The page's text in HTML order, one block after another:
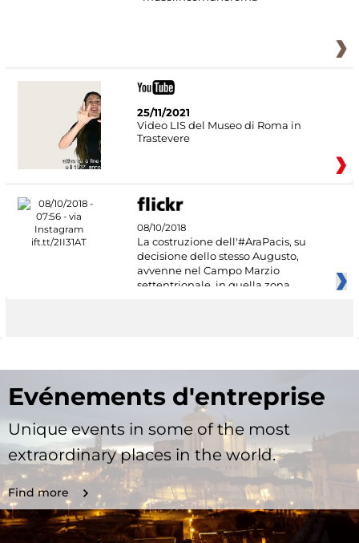
25/11/2021
Video LIS del Museo di Roma in
Trastevere
08/10/2018
La costruzione dell'#AraPacis, su
decisione dello stesso Augusto,
avvenne nel Campo Marzio
settentrionale, in quella zona
Evénements d'entreprise
Unique events in some of the most
extraordinary places in the world.
Find more